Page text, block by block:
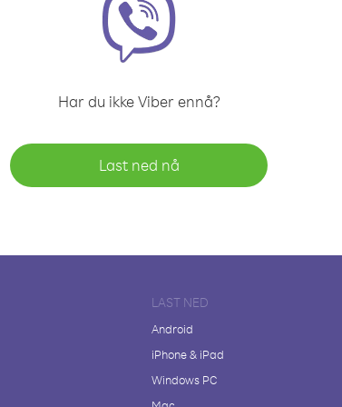
Har du ikke Viber ennå?
Last ned nå
LAST NED
Android
iPhone & iPad
Windows PC